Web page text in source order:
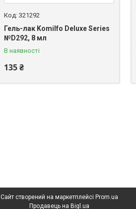
321292
Гель-лак Komilfo Deluxe Series
№D292, 8 мл
В наявності
135 ₴
Сайт створений на маркетплейсі Prom.ua
Продавець на Bigl.ua